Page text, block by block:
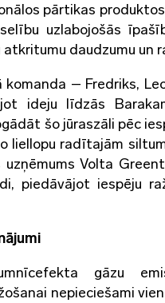
pārtikas
uzlabojošās
daudzumu un
– Fredriks,
ideju līdzās
šo jūraszāli pēc
liellopu radītajām
Volta
piedāvājot iespēju
gāzu
nepieciešami